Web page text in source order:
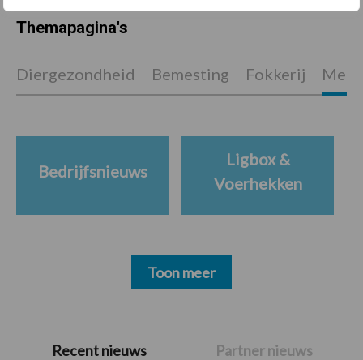
PrimaireRecent nieuws Partner nieuws
Themapagina's
Diergezondheid Bemesting Fokkerij
Bedrijfsnieuws
Ligbox &
Voerhekken
Toon meer